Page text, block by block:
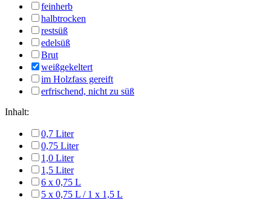
feinherb
halbtrocken
restsüß
edelsüß
Brut
weißgekeltert
im Holzfass gereift
erfrischend, nicht zu süß
Inhalt:
0,7 Liter
0,75 Liter
1,0 Liter
1,5 Liter
6 x 0,75 L
5 x 0,75 L / 1 x 1,5 L